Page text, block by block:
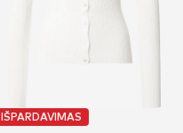
IŠPARDAVIMAS